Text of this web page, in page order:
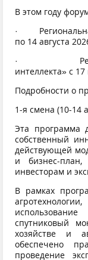
В этом году
·
по 14 августа
·
интеллекта» с 17
Подробности о
1-я смена (10-14
Эта программа
собственный
действующей
и бизнес-
инвесторам и
В рамках
спутниковый
хозяйстве и
обеспечено
проведение